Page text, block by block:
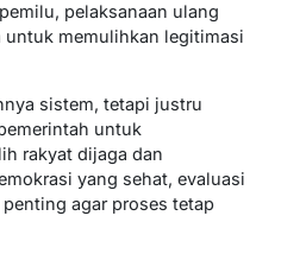
pelaksanaan ulang
untuk memulihkan legitimasi
sistem, tetapi justru
untuk
rakyat dijaga dan
yang sehat, evaluasi
agar proses tetap